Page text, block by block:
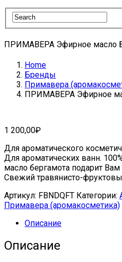
ПРИМАВЕРА Эфирное масло
Home
Бренды
Примавера
ПРИМАВЕРА Эфирное
1 200,00₽
Для ароматического
Для ароматических ванн.
масло бергамота подарит
Свежий травянисто-
Артикул: FBNDQFT Категории:
Примавера (аромакосметика)
Описание
Описание